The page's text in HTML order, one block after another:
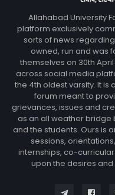
Allahabad University
platform exclusively
sorts of news
owned, run and was
themselves on 30th
across social media
the 4th oldest varsity. It
forum meant to
grievances, issues and
as an all weather bridge
and the students. Ours is
sessions,
internships, co-
upon the desires